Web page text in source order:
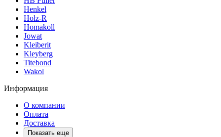
Henkel
Holz-R
Homakoll
Jowat
Kleiberit
Kleyberg
Titebond
Wakol
Информация
О компании
Оплата
Доставка
Показать еще